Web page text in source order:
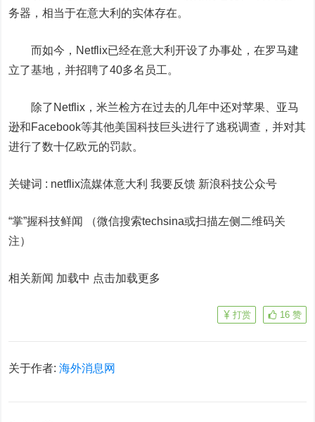
务器，相当于在意大利的实体存在。
而如今，Netflix已经在意大利开设了办事处，在罗马建
立了基地，并招聘了40多名员工。
除了Netflix，米兰检方在过去的几年中还对苹果
亚马
逊和Facebook等其他美国科技巨头进行了逃税调查，并对其
进行了数十亿欧元的罚款。
关键词 : netflix流媒体意大利 我要反馈 新浪科技公众号
“掌”握科技鲜闻 （微信搜索techsina或扫描左侧二维码关
注）
相关新闻 加载中 点击加载更多
16 赞
打赏
关于作者:海外消息网